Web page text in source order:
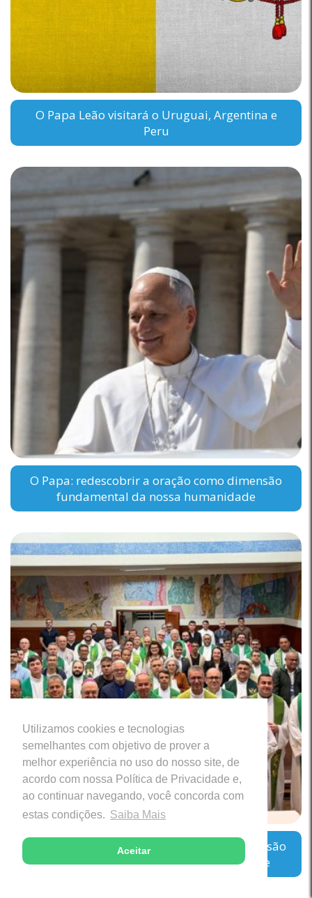
Utilizamos cookies e tecnologias
semelhantes com objetivo de prover a
melhor experiência no uso do nosso site, de
acordo com nossa Política de Privacidade e,
ao continuar navegando, você concorda com
estas condições. Saiba Mais
Aceitar
O Papa Leão visitará o Uruguai, Argentina e
Peru
O Papa: redescobrir a oração como dimensão
fundamental da nossa humanidade
Regional Leste 2 inicia encontro sobre a missão
das Cúrias Diocesanas em Belo Horizonte